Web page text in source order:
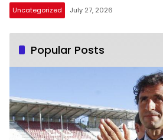
Uncategorized July 27, 2026
Popular Posts